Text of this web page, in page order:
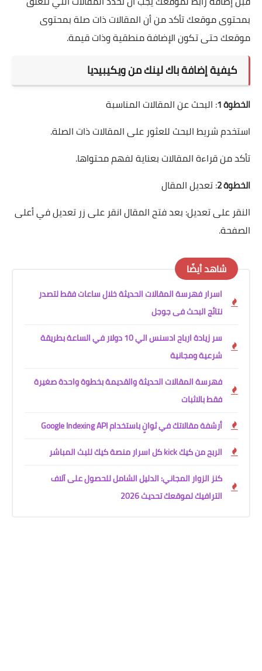
بمحتوى موقعك تأكد من أن المقالات ذات صلة بمحتوى
موقعك حتى تكون الإضافة منطقية وذات قيمة.
كيفية إضافة باك لينك من ويكيبيديا
الخطوة 1 : البحث عن المقالات المناسبة
استخدم شريط البحث للعثور على المقالات ذات الصلة.
تأكد من قراءة المقالات بعناية لفهم محتواها.
الخطوة 2 : تعديل المقال
النقر على تعديل: بعد فتح المقال انقر على زر تعديل في أعلى
الصفحة.
شاهد أيضًا
اسرار فهرسة المقالات الحديثة خلال ساعات فقط لتصدر
نتائج البحث فى جوجل
سر زيادة ارباح ادسنس الي 10 دولار في الساعة بطريقة
شرعية ومجانية
فهرسة المقالات الحديثة والقديمة بخطوة واحدة صغيرة
فقط بالاثبات
أرشفة مقالاتك في ثوانٍ باستخدام Google Indexing API
الربح من كيك kick كل اسرار منصة كيك للبث المباشر
كنز الزوار المجاني: الدليل الشامل للحصول على آلاف
الترافيك لموقعك تحديث 2026